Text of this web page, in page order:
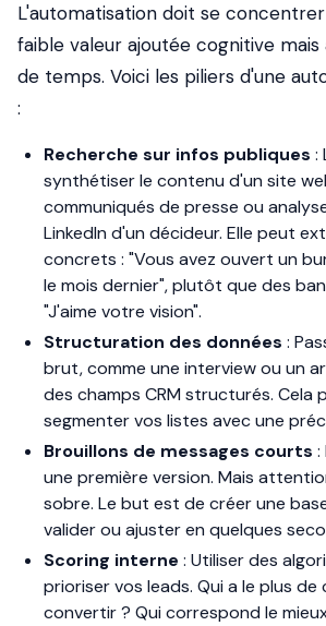
L'automatisation doit se
faible valeur ajoutée cognitive
de temps. Voici les piliers d'une
:
Recherche sur infos publiques :
synthétiser le contenu d'un site
communiqués de presse ou
LinkedIn d'un décideur. Elle peut
concrets : "Vous avez ouvert un
le mois dernier", plutôt que des
"J'aime votre vision".
Structuration des données :
brut, comme une interview ou un
des champs CRM structurés. Cela
segmenter vos listes avec une
Brouillons de messages courts :
une première version. Mais
sobre. Le but est de créer une
valider ou ajuster en quelques
Scoring interne : Utiliser des
prioriser vos leads. Qui a le plus de
convertir ? Qui correspond le